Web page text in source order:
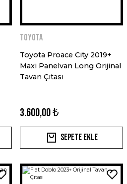
Toyota
Toyota Proace City 2019+
Maxi Panelvan Long Orijinal
Tavan Çıtası
3.600,00 ₺
Sepete Ekle